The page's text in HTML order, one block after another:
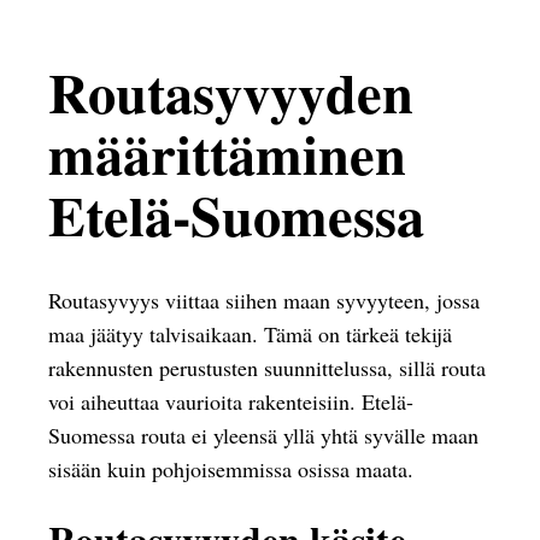
Routasyvyyden
määrittäminen
Etelä-Suomessa
Routasyvyys viittaa siihen maan syvyyteen, jossa
maa jäätyy talvisaikaan. Tämä on tärkeä tekijä
rakennusten perustusten suunnittelussa, sillä routa
voi aiheuttaa vaurioita rakenteisiin. Etelä-
Suomessa routa ei yleensä yllä yhtä syvälle maan
sisään kuin pohjoisemmissa osissa maata.